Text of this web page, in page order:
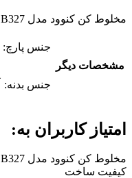
مخلوط کن کنوود مدل SB327
مشخصات دیگر
جنس پارچ:
جنس بدنه:
امتیاز کاربران به:
مخلوط کن کنوود مدل SB327
کیفیت ساخت